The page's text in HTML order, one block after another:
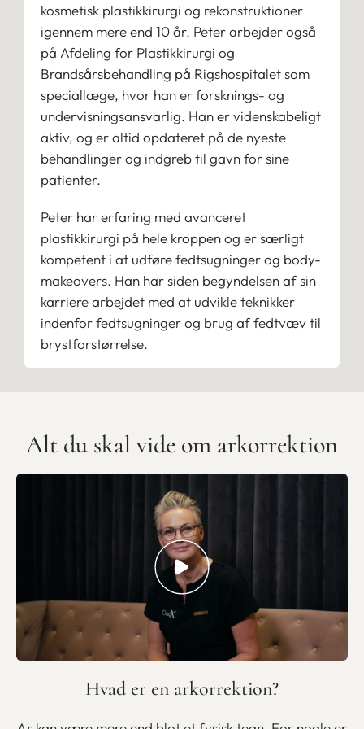
kosmetisk plastikkirurgi og rekonstruktioner
igennem mere end 10 år. Peter arbejder også
på Afdeling for Plastikkirurgi og
Brandsårsbehandling på Rigshospitalet som
speciallæge, hvor han er forsknings- og
undervisningsansvarlig. Han er videnskabeligt
aktiv, og er altid opdateret på de nyeste
behandlinger og indgreb til gavn for sine
patienter.
Peter har erfaring med avanceret
plastikkirurgi på hele kroppen og er særligt
kompetent i at udføre fedtsugninger og body-
makeovers. Han har siden begyndelsen af sin
karriere arbejdet med at udvikle teknikker
indenfor fedtsugninger og brug af fedtvæv til
brystforstørrelse.
Alt du skal vide om arkorrektion
Hvad er en arkorrektion?